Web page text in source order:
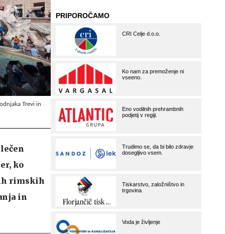
Trevi in
ko
rimskih
in